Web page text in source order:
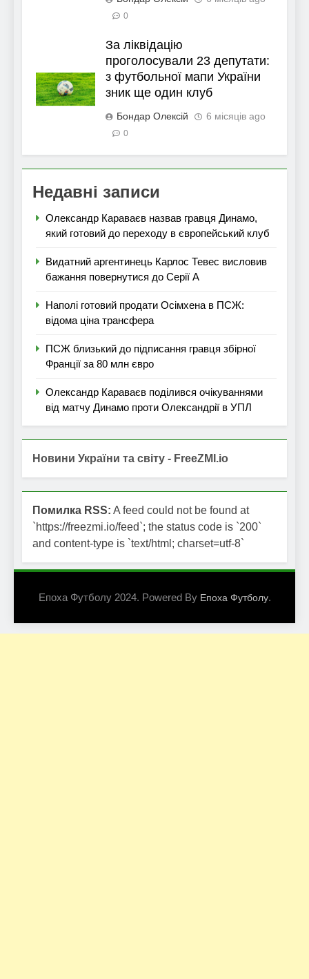
0
За ліквідацію
проголосували 23 депутати:
з футбольної мапи України
зник ще один клуб
Бондар Олексій 6 місяців ago
0
Недавні записи
Олександр Караваєв назвав гравця Динамо,
який готовий до переходу в європейський клуб
Видатний аргентинець Карлос Тевес висловив
бажання повернутися до Серії А
Наполі готовий продати Осімхена в ПСЖ:
відома ціна трансфера
ПСЖ близький до підписання гравця збірної
Франції за 80 млн євро
Олександр Караваєв поділився очікуваннями
від матчу Динамо проти Олександрії в УПЛ
Новини України та світу - FreeZMI.io
Помилка RSS: A feed could not be found at
`https://freezmi.io/feed`; the status code is `200`
and content-type is `text/html; charset=utf-8`
Епоха Футболу 2024. Powered By Епоха Футболу.